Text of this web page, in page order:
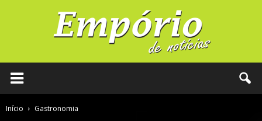
Início Gastronomia